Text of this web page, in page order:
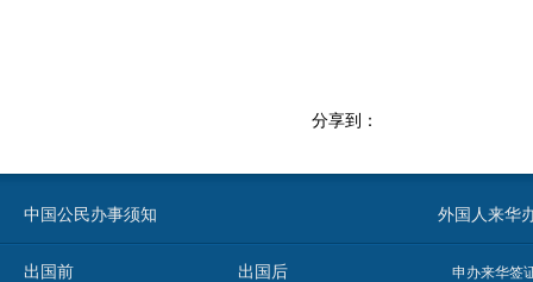
分享到：
中国公民办事须知 外国人来华
出国前 出国后
申办来华签